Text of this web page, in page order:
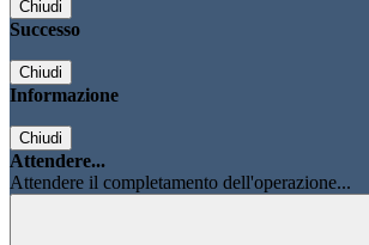
Chiudi
Successo
Chiudi
Informazione
Chiudi
Attendere...
Attendere il completamento dell'operazione...